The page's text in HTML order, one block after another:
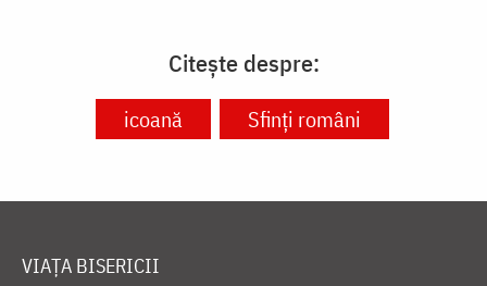
Citește despre:
icoană Sfinți români
VIAȚA BISERICII